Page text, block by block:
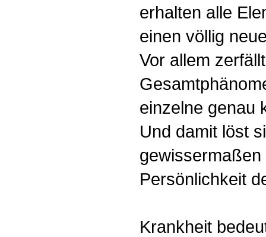
erhalten alle
einen völlig
Vor allem
einzelne genau
Und damit löst
Persönlichkeit
Krankheit